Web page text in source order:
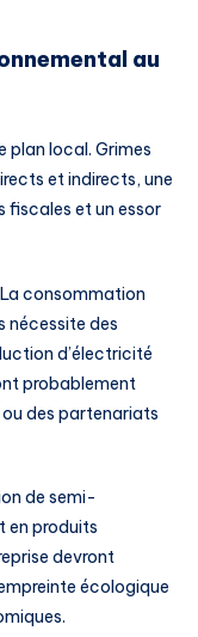
au
plan local. Grimes
et indirects, une
et un essor
consommation
nécessite des
d’électricité
probablement
des partenariats
de semi-
en produits
devront
écologique